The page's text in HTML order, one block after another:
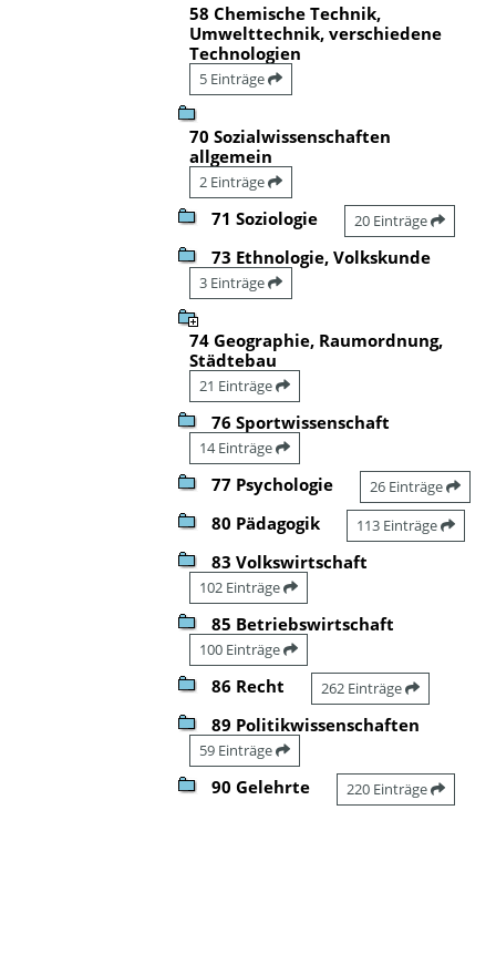
58 Chemische Technik,
Umwelttechnik, verschiedene
Technologien
5 Einträge
70 Sozialwissenschaften
allgemein
2 Einträge
71 Soziologie 20 Einträge
73 Ethnologie, Volkskunde
3 Einträge
74 Geographie, Raumordnung,
Städtebau
21 Einträge
76 Sportwissenschaft
14 Einträge
77 Psychologie 26 Einträge
80 Pädagogik 113 Einträge
83 Volkswirtschaft
102 Einträge
85 Betriebswirtschaft
100 Einträge
86 Recht 262 Einträge
89 Politikwissenschaften
59 Einträge
90 Gelehrte 220 Einträge